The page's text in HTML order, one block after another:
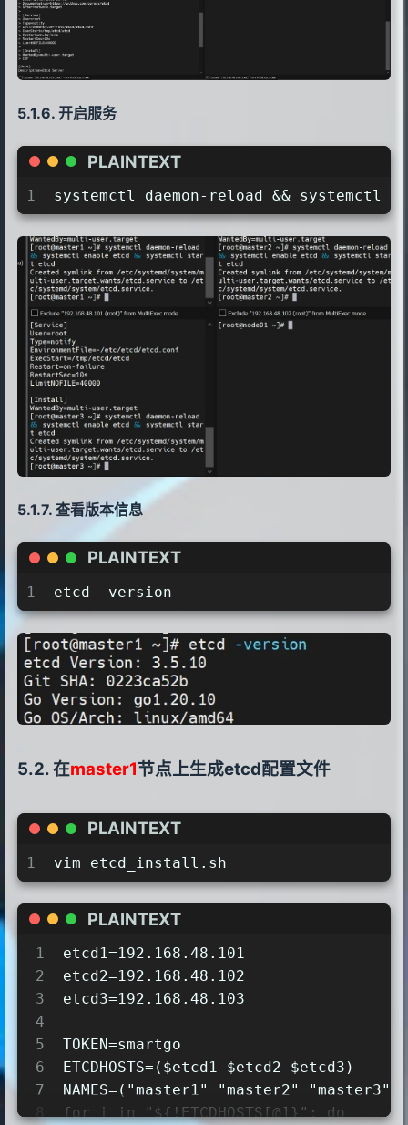
15
16
17
18
19
LimitNOFILE=40000
[Install]
WantedBy=multi-user.target
EOF
开启服务
PLAINTEXT
1 systemctl daemon-reload && systemctl
查看版本信息
PLAINTEXT
1 etcd -version
在master1节点上生成etcd配置文件
PLAINTEXT
1 vim etcd_install.sh
PLAINTEXT
1
2
3
4
5
6
7
8
etcd1=192.168.48.101
etcd2=192.168.48.102
etcd3=192.168.48.103
TOKEN=smartgo
ETCDHOSTS=($etcd1 $etcd2 $etcd3)
NAMES=("master1" "master2" "master3")
for i in "${!ETCDHOSTS[@]}"; do